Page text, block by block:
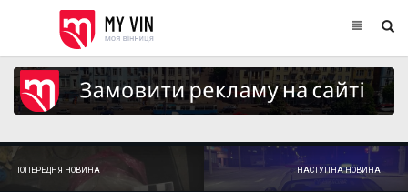
ПОПЕРЕДНЯ НОВИНА НАСТУПНА НОВИНА